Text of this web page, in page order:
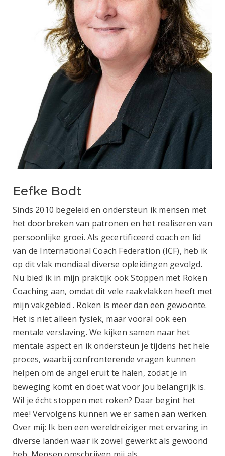
Eefke Bodt
Sinds 2010 begeleid en ondersteun ik mensen met
het doorbreken van patronen en het realiseren van
persoonlijke groei. Als gecertificeerd coach en lid
van de International Coach Federation (ICF), heb ik
op dit vlak mondiaal diverse opleidingen gevolgd.
Nu bied ik in mijn praktijk ook Stoppen met Roken
Coaching aan, omdat dit vele raakvlakken heeft met
mijn vakgebied . Roken is meer dan een gewoonte.
Het is niet alleen fysiek, maar vooral ook een
mentale verslaving. We kijken samen naar het
mentale aspect en ik ondersteun je tijdens het hele
proces, waarbij confronterende vragen kunnen
helpen om de angel eruit te halen, zodat je in
beweging komt en doet wat voor jou belangrijk is.
Wil je écht stoppen met roken? Daar begint het
mee! Vervolgens kunnen we er samen aan werken.
Over mij: Ik ben een wereldreiziger met ervaring in
diverse landen waar ik zowel gewerkt als gewoond